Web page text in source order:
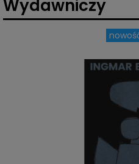
Wydawniczy